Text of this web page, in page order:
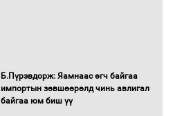
худалдан авах журмыг баталлаа
Б.Пүрэвдорж: Яамнаас өгч байгаа
импортын зөвшөөрөлд чинь авлигал
байгаа юм биш үү